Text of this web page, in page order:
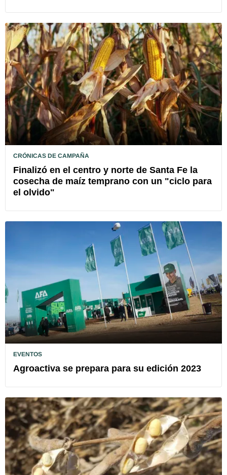
CRÓNICAS DE CAMPAÑA
Finalizó en el centro y norte de Santa Fe la
cosecha de maíz temprano con un "ciclo para
el olvido"
EVENTOS
Agroactiva se prepara para su edición 2023